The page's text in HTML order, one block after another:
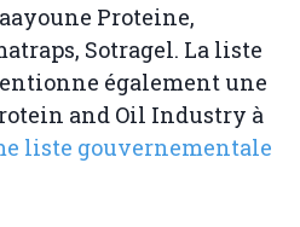
Proteine,
Sotragel. La liste
également une
and Oil Industry à
liste gouvernementale